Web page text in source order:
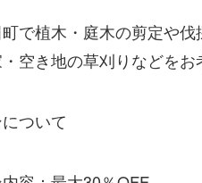
で植木・庭木の剪定や伐
空き地の草刈りなどをお
ついて